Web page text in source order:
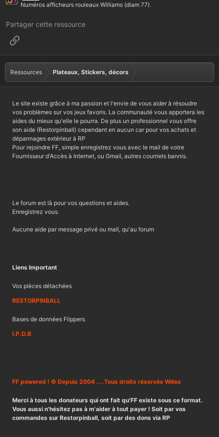
Numéros afficheurs rouleaux Williams (diam 77).
Partager cette ressource
Lien
Ressources Plateaux, Stickers, décors
Le site existe grâce à ma passion et l'envie de vous aider à résoudre
vos problèmes sur vos jeux favoris. La communauté vous apportera les
aides du mieux qu'elle le pourra. De plus un professionnel vous offre
son aide (Restorpinball) cependant en aucun car pour vos achats et
dépannages extérieur à RP
Pour rejoindre FF, simple enregistrez vous avec le mail de votre
Fournisseur d'Accès à Internet, ou Gmail, autres courriels bannis.
Le forum est là pour vos questions et aides.
Enregistrez vous.
Aucune aide par message privé ou mail, qu'au forum
Liens Important
Vos pièces détachées
RESTORPINBALL
Bases de données Flippers
I.P.D.B
FF powered ! © Depuis 2004 ....Tous droits réservés Wdes
Merci à tous les donateurs qui ont fait qu'FF existe sous ce format.
Vous aussi n'hésitez pas à m'aider à tout payer ! Soit par vos
commandes sur Restorpinball, soit par des dons via RP